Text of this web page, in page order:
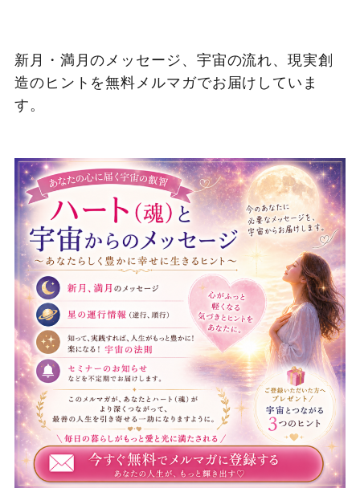
新月・満月のメッセージ、宇宙の流れ、現実創
造のヒントを無料メルマガでお届けしていま
す。